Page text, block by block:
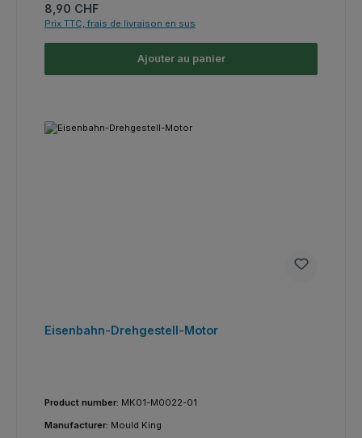
Prix régulier :
8,90 CHF
Prix TTC, frais de livraison en sus
Ajouter au panier
Eisenbahn-Drehgestell-Motor
Product number: MK01-M0022-01
Manufacturer: Mould King